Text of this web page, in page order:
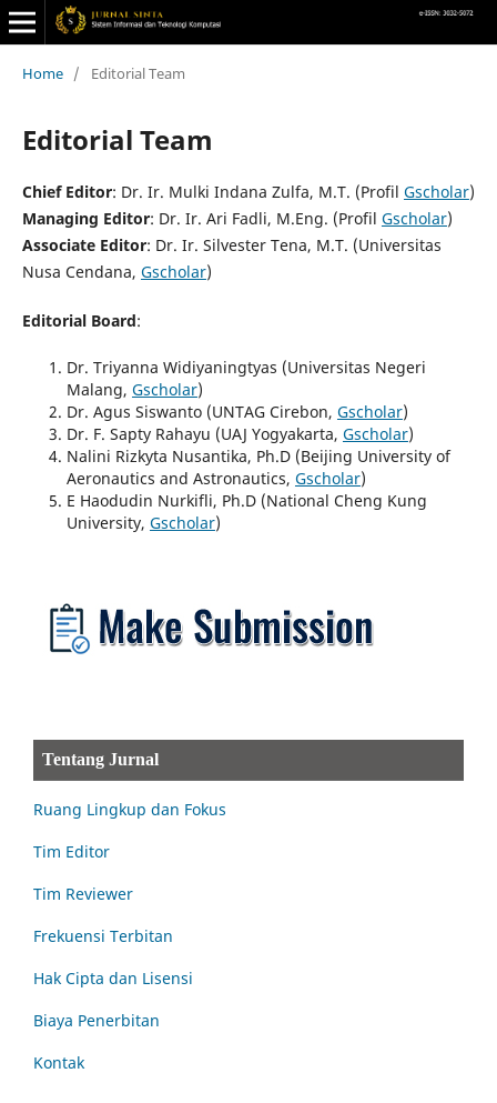
Home / Editorial Team
Editorial Team
Chief Editor: Dr. Ir. Mulki Indana Zulfa, M.T. (Profil Gscholar)
Managing Editor: Dr. Ir. Ari Fadli, M.Eng. (Profil Gscholar)
Associate Editor: Dr. Ir. Silvester Tena, M.T. (Universitas
Nusa Cendana, Gscholar)
Editorial Board:
Dr. Triyanna Widiyaningtyas (Universitas Negeri
Malang, Gscholar)
Dr. Agus Siswanto (UNTAG Cirebon, Gscholar)
Dr. F. Sapty Rahayu (UAJ Yogyakarta, Gscholar)
Nalini Rizkyta Nusantika, Ph.D (Beijing University of
Aeronautics and Astronautics, Gscholar)
E Haodudin Nurkifli, Ph.D (National Cheng Kung
University, Gscholar)
Tentang Jurnal
Ruang Lingkup dan Fokus
Tim Editor
Tim Reviewer
Frekuensi Terbitan
Hak Cipta dan Lisensi
Biaya Penerbitan
Kontak